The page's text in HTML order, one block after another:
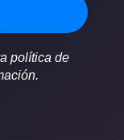
política de